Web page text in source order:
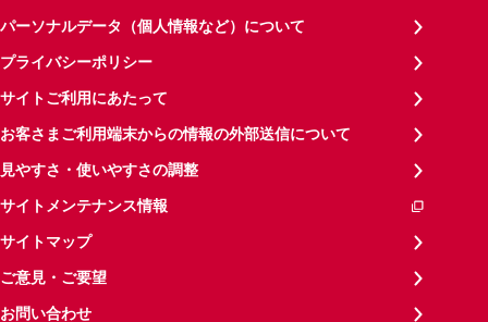
パーソナルデータ（個人情報など）について
プライバシーポリシー
サイトご利用にあたって
お客さまご利用端末からの情報の外部送信について
見やすさ・使いやすさの調整
サイトメンテナンス情報
サイトマップ
ご意見・ご要望
お問い合わせ